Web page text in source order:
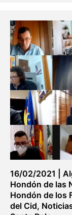
16/02/2021
Hondón de las
Hondón de los
del Cid,